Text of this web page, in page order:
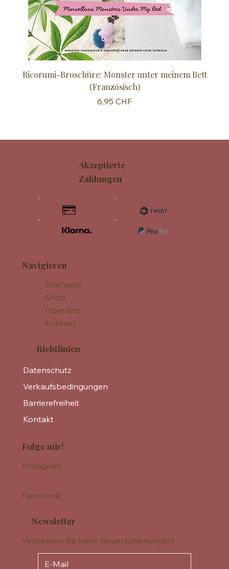
Ricorumi-Broschüre: Monster unter meinem Bett
(Französisch)
Preis
6,95 CHF
Navigieren
Startseite
Shop
Über uns
Kontakt
Richtlinien
Datenschutz
Verkaufsbedingungen
Barrierefreiheit
Kontakt
Folge mir!
Instagram
Facebook
Newsletter
Verpassen Sie keine Neuerscheinungen!
Akzeptierte
Zahlungen